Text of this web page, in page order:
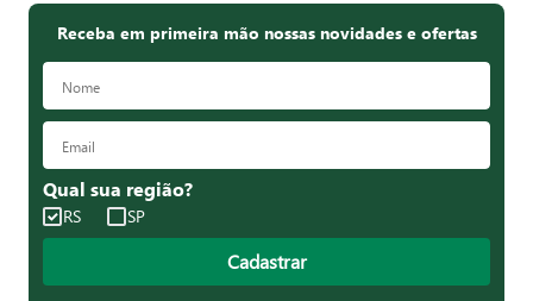
Receba em primeira mão nossas novidades e ofertas
Qual sua região?
RS SP
Cadastrar